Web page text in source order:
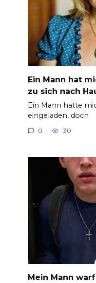
Ein Mann hat
zu sich nach
Ein Mann hatte
eingeladen, doch
0 30
Mein Mann